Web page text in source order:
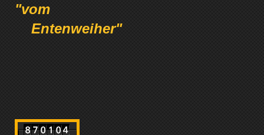
"vom
Entenweiher"